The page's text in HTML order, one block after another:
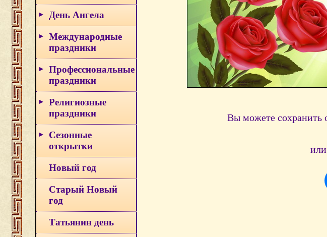
День Ангела
Международные
праздники
Профессиональные
праздники
Религиозные
праздники
Сезонные
открытки
Новый год
Старый Новый
год
Татьянин день
Вы можете сохранить